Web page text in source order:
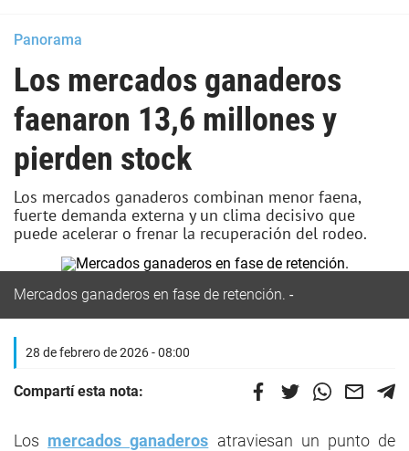
Panorama
Los mercados ganaderos
faenaron 13,6 millones y
pierden stock
Los mercados ganaderos combinan menor faena,
fuerte demanda externa y un clima decisivo que
puede acelerar o frenar la recuperación del rodeo.
Mercados ganaderos en fase de retención.
28 de febrero de 2026 - 08:00
Compartí esta nota:
Los mercados ganaderos atraviesan un punto de